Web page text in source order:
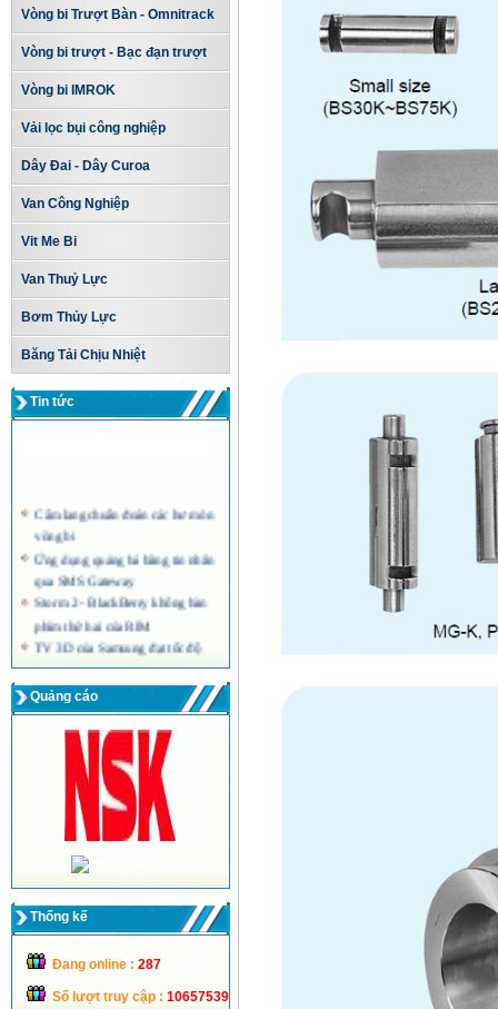
Vòng bi Trượt Bàn - Omnitrack
Vòng bi trượt - Bạc đạn trượt
Vòng bi IMROK
Vải lọc bụi công nghiệp
Dây Đai - Dây Curoa
Van Công Nghiệp
Vit Me Bi
Van Thuỷ Lực
Bơm Thủy Lực
Băng Tải Chịu Nhiệt
Tin tức
Cẩm lang chuẩn đoán các hư mòn
vòng bi
Ứng dụng quảng bá bằng tin nhắn
qua SMS Gateway
Storm 2 - BlackBerry không bàn
phím thứ hai của RIM
TV 3D của Samsung đạt tốc độ
Màn hình máy tính siêu mỏng công
nghệ LED của Acer
Quảng cáo
Thống kế
Đang online : 287
Số lượt truy cập : 10657539